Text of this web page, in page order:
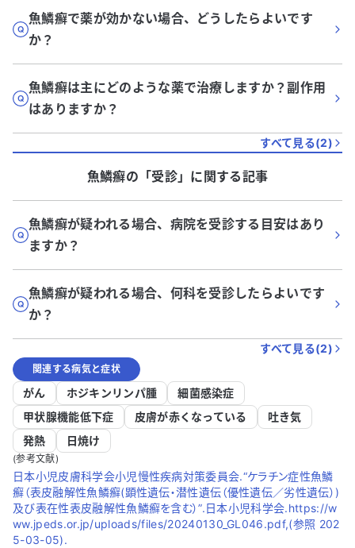
魚鱗癬で薬が効かない場合、どうしたらよいです
か？
魚鱗癬は主にどのような薬で治療しますか？副作用
はありますか？
すべて見る(2)
魚鱗癬の「受診」に関する記事
魚鱗癬が疑われる場合、病院を受診する目安はあり
ますか？
魚鱗癬が疑われる場合、何科を受診したらよいです
か？
すべて見る(2)
関連する病気と症状
がん ホジキンリンパ腫
細菌感染症
甲状腺機能低下症
皮膚が赤くなっている
吐き気
発熱
日焼け
(参考文献)
日本小児皮膚科学会小児慢性疾病対策委員会.“ケラチン症性魚鱗
癬（表皮融解性魚鱗癬(顕性遺伝・潜性遺伝（優性遺伝／劣性遺伝）)
及び表在性表皮融解性魚鱗癬を含む）”.日本小児科学会.https://w
ww.jpeds.or.jp/uploads/files/20240130_GL046.pdf,(参照 202
5-03-05).